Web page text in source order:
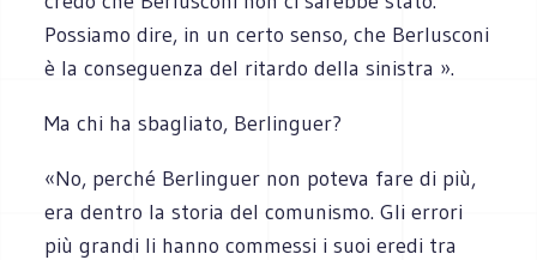
Possiamo dire, in un certo senso, che Berlusconi
è la conseguenza del ritardo della sinistra ».
Ma chi ha sbagliato, Berlinguer?
«No, perché Berlinguer non poteva fare di più,
era dentro la storia del comunismo. Gli errori
più grandi li hanno commessi i suoi eredi tra